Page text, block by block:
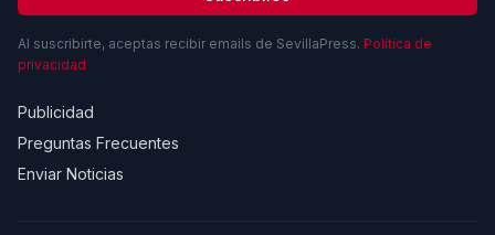
Al suscribirte, aceptas recibir emails de SevillaPress. Política de
privacidad
Publicidad
Preguntas Frecuentes
Enviar Noticias